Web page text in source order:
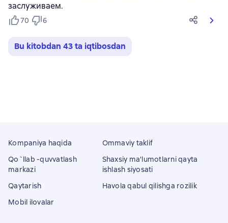
заслуживаем.
70 6
Bu kitobdan 43 ta iqtibosdan
Kompaniya haqida
Qo`llab -quvvatlash
markazi
Qaytarish
Mobil ilovalar
Ommaviy taklif
Shaxsiy ma'lumotlarni qayta
ishlash siyosati
Havola qabul qilishga rozilik